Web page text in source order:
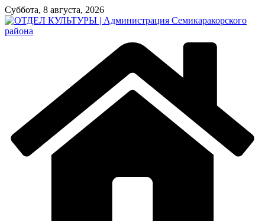
Перейти
к
содержимому
Суббота, 8 августа, 2026